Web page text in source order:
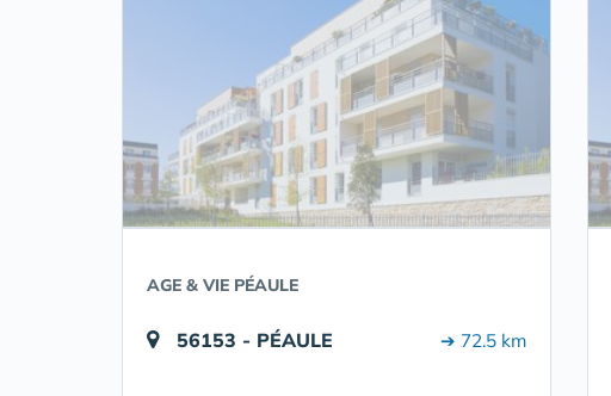
AGE & VIE PÉAULE
56153 - PÉAULE ➔ 72.5 km